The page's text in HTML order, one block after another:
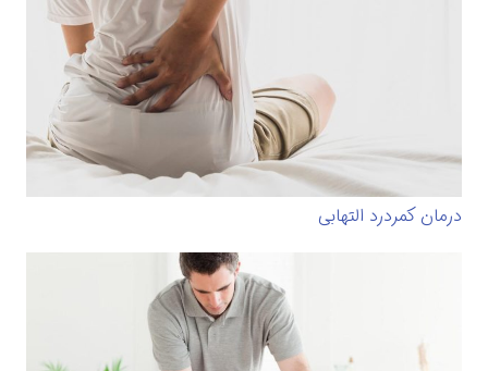
درمان کمردرد التهابی